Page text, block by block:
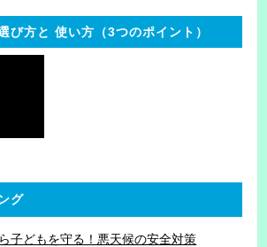
び方と 使い方（3つのポイント）
グ
子どもを守る！悪天候の安全対策